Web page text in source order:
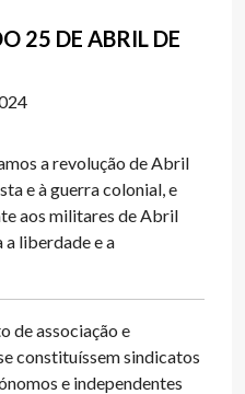
25 DE ABRIL DE
a revolução de Abril
e à guerra colonial, e
aos militares de Abril
a liberdade e a
de associação e
constituíssem sindicatos
e independentes